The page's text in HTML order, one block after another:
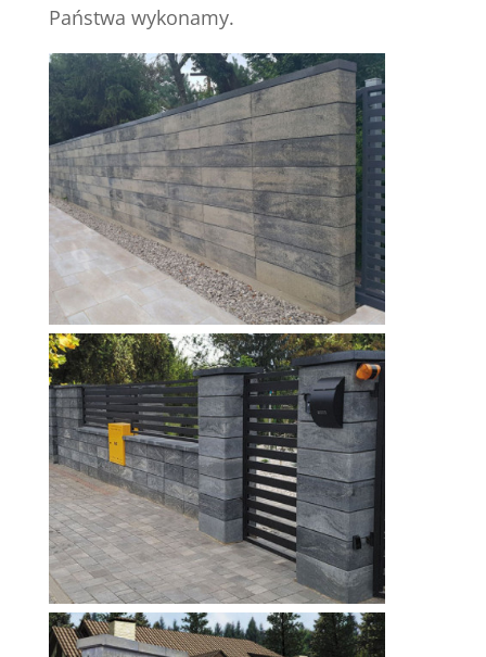
Państwa wykonamy.